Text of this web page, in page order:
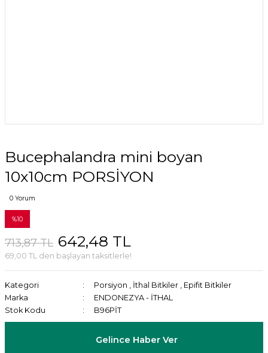
Bucephalandra mini boyan
10x10cm PORSİYON
0 Yorum
%10
713,87 TL 642,48 TL
69,00 TL den başlayan taksitlerle!
Kategori Porsiyon , İthal Bitkiler , Epifit Bitkiler
Marka
ENDONEZYA - İTHAL
Stok Kodu
B96PİT
Gelince Haber Ver